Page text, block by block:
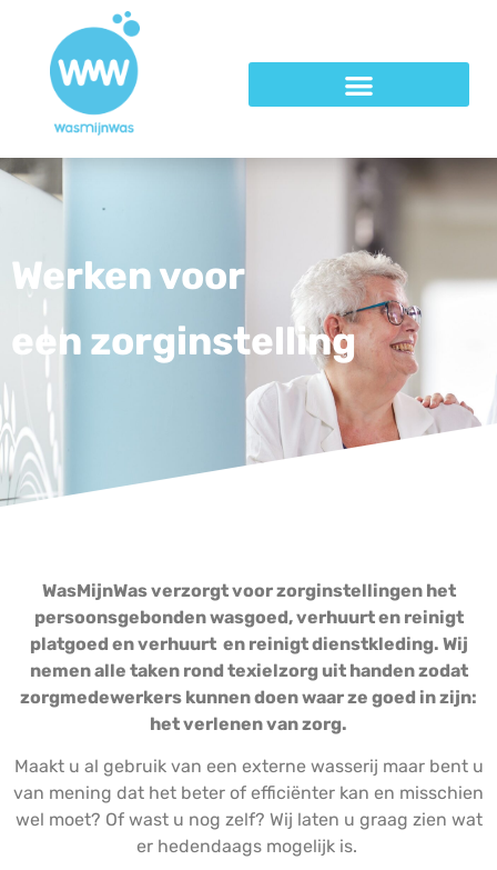
Werken voor
een zorginstelling
WasMijnWas verzorgt voor zorginstellingen het
persoonsgebonden wasgoed, verhuurt en reinigt
platgoed en verhuurt en reinigt dienstkleding. Wij
nemen alle taken rond texielzorg uit handen zodat
zorgmedewerkers kunnen doen waar ze goed in zijn:
het verlenen van zorg.
Maakt u al gebruik van een externe wasserij maar bent u
van mening dat het beter of efficiënter kan en misschien
wel moet? Of wast u nog zelf? Wij laten u graag zien wat
er hedendaags mogelijk is.